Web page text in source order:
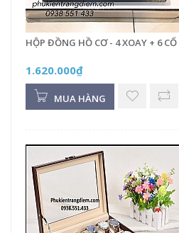
HỘP ĐỒNG HỒ CƠ - 4 XOAY + 6
1.620.000₫
MUA HÀNG